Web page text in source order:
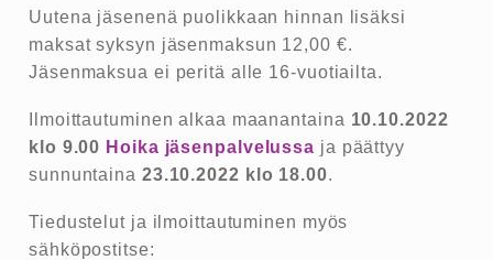
Uutena jäsenenä puolikkaan hinnan lisäksi
maksat syksyn jäsenmaksun 12,00 €.
Jäsenmaksua ei peritä alle 16-vuotiailta.
Ilmoittautuminen alkaa maanantaina 10.10.2022
klo 9.00 Hoika jäsenpalvelussa ja päättyy
sunnuntaina 23.10.2022 klo 18.00.
Tiedustelut ja ilmoittautuminen myös
sähköpostitse: